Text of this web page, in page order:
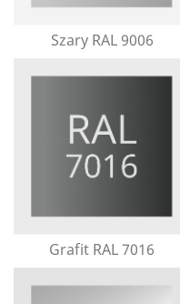
Szary RAL 9006
Grafit RAL 7016